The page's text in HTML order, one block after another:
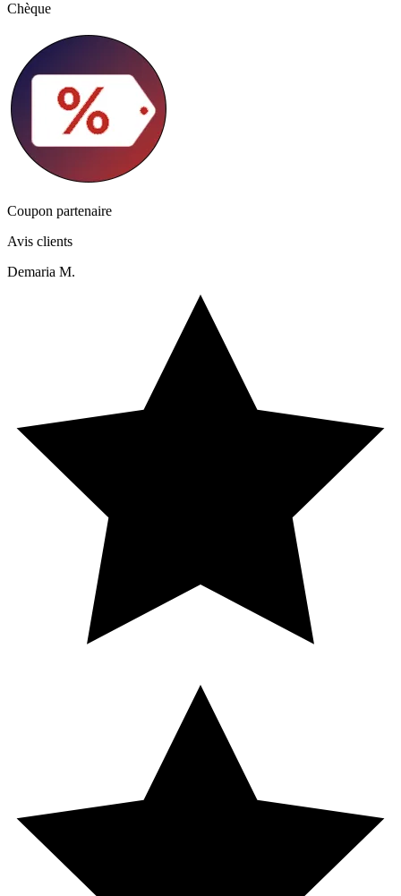
Chèque
Coupon partenaire
Avis clients
Demaria M.